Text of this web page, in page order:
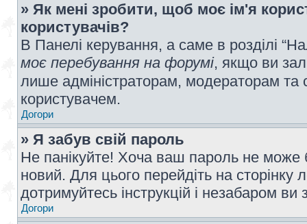
» Як мені зробити, щоб моє ім'я
користувачів?
В Панелі керування, а саме в розділі
моє перебування на форумі, якщо ви
лише адміністраторам, модераторам
користувачем.
Догори
» Я забув свій пароль
Не панікуйте! Хоча ваш пароль не може
новий. Для цього перейдіть на сторінку
дотримуйтесь інструкцій і незабаром
Догори